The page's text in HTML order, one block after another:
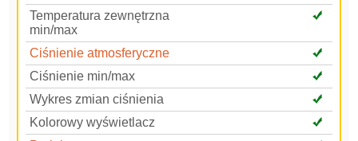
Temperatura zewnętrzna
min/max
Ciśnienie atmosferyczne
Ciśnienie min/max
Wykres zmian ciśnienia
Kolorowy wyświetlacz